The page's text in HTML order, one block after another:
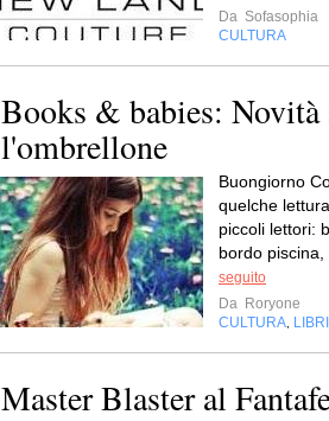
Da Sofasophia
CULTURA
Books & babies: Novità
l'ombrellone
Buongiorno
quelche
piccoli lettori:
bordo piscina,
seguito
Da Roryone
CULTURA LIBRI
Master Blaster al